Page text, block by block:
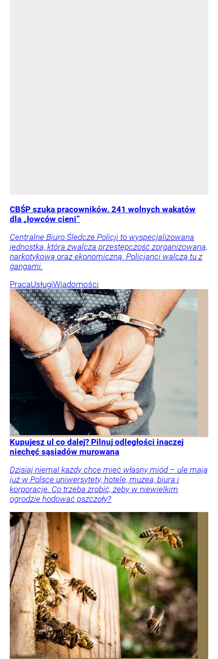
CBŚP szuka pracowników. 241 wolnych wakatów
dla „łowców cieni”
Centralne Biuro Śledcze Policji to wyspecjalizowana
jednostka, która zwalcza przestępczość zorganizowaną,
narkotykową oraz ekonomiczną. Policjanci walczą tu z
gangami.
PracaUsługiWiadomości
Kupujesz ul co dalej? Pilnuj odległości inaczej
niechęć sąsiadów murowana
Dzisiaj niemal każdy chce mieć własny miód – ule mają
już w Polsce uniwersytety, hotele, muzea, biura i
korporacje. Co trzeba zrobić, żeby w niewielkim
ogrodzie hodować pszczoły?